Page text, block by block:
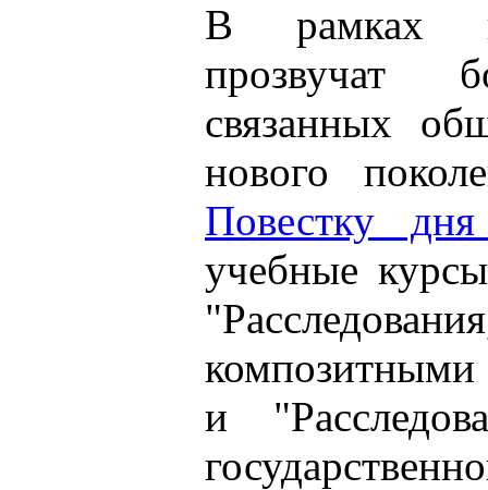
В рамках
прозвучат
связанных
нового
Повестку
учебные
и